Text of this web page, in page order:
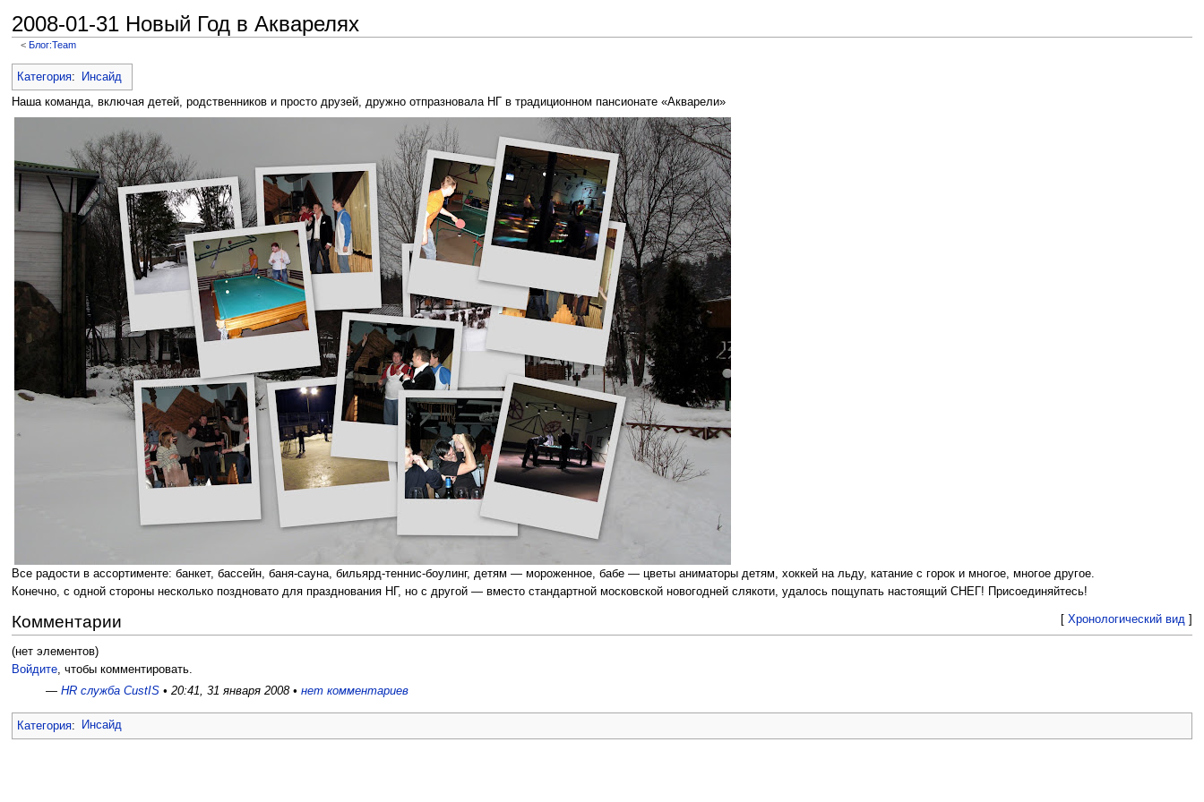
2008-01-31 Новый Год в Акварелях
<Блог:Team
Категория: Инсайд
Наша команда, включая детей, родственников и просто друзей, дружно отпразновала НГ в традиционном пансионате «Акварели»
Все радости в ассортименте: банкет, бассейн, баня-сауна, бильярд-теннис-боулинг, детям — мороженное, бабе — цветы аниматоры детям, хоккей на льду, катание с горок и многое, многое другое.
Конечно, с одной стороны несколько поздновато для празднования НГ, но с другой — вместо стандартной московской новогодней слякоти, удалось пощупать настоящий СНЕГ! Присоединяйтесь!
[Хронологический вид ]
Комментарии
(нет элементов)
Войдите, чтобы комментировать.
— HR служба CustIS• 20:41, 31 января 2008 • нет комментариев
Категория: Инсайд